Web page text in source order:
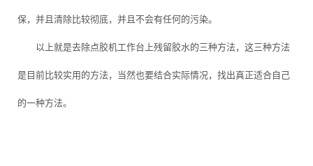
保，并且清除比较彻底，并且不会有任何的污染。
以上就是去除点胶机工作台上残留胶水的三种方法，这三种方法
是目前比较实用的方法，当然也要结合实际情况，找出真正适合自己
的一种方法。